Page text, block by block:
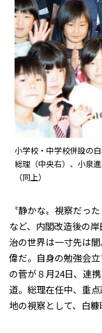
小学校・中学校併設の
総理（中央右）、小泉
（同上）
〝静かな〟視察だっ
など、内閣改造後の
治の世界は一寸先は
偉だ。自身の勉強会
の菅が８月24日、連
道。総理在任中、重
地の視察として、白糠